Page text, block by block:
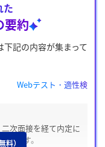
た
要約
記の内容が集まって
Webテスト・適性検査
次面接を経て内定に
いです。
）